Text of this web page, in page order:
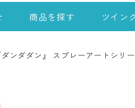
商品を探す ツイン
ンダダン』 スプレーアートシリ